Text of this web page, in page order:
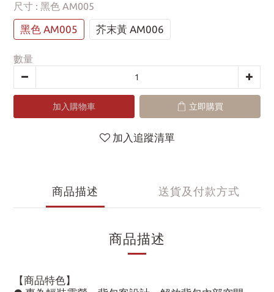
尺寸 : 黑色 AM005
黑色 AM005 芥末黃 AM006
數量
加入購物車 立即購買
加入追蹤清單
商品描述 送貨及付款方式
商品描述
【商品特色】